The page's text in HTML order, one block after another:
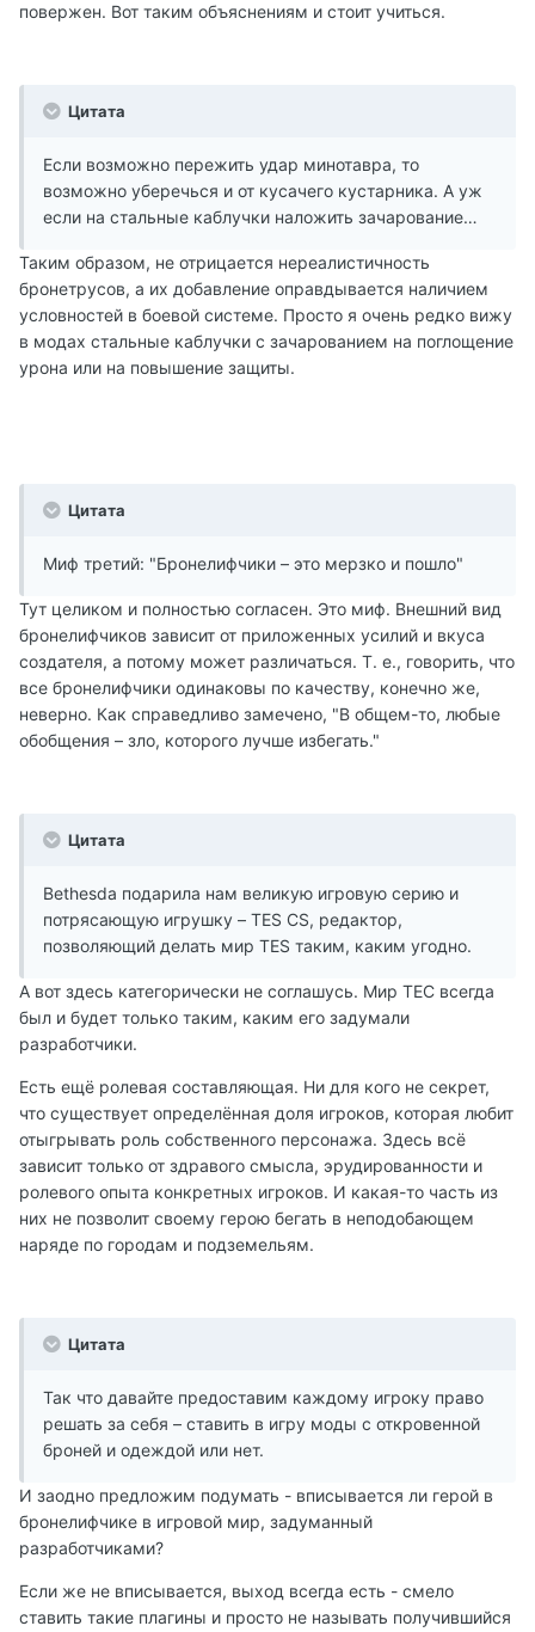
повержен. Вот таким объяснениям и стоит учиться.
Цитата
Если возможно пережить удар минотавра, то
возможно уберечься и от кусачего кустарника. А уж
если на стальные каблучки наложить зачарование…
Таким образом, не отрицается нереалистичность
бронетрусов, а их добавление оправдывается наличием
условностей в боевой системе. Просто я очень редко вижу
в модах стальные каблучки с зачарованием на поглощение
урона или на повышение защиты.
Цитата
Миф третий: "Бронелифчики – это мерзко и пошло"
Тут целиком и полностью согласен. Это миф. Внешний вид
бронелифчиков зависит от приложенных усилий и вкуса
создателя, а потому может различаться. Т. е., говорить, что
все бронелифчики одинаковы по качеству, конечно же,
неверно. Как справедливо замечено, "В общем-то, любые
обобщения – зло, которого лучше избегать."
Цитата
Bethesda подарила нам великую игровую серию и
потрясающую игрушку – TES CS, редактор,
позволяющий делать мир TES таким, каким угодно.
А вот здесь категорически не соглашусь. Мир ТЕС всегда
был и будет только таким, каким его задумали
разработчики.
Есть ещё ролевая составляющая. Ни для кого не секрет,
что существует определённая доля игроков, которая любит
отыгрывать роль собственного персонажа. Здесь всё
зависит только от здравого смысла, эрудированности и
ролевого опыта конкретных игроков. И какая-то часть из
них не позволит своему герою бегать в неподобающем
наряде по городам и подземельям.
Цитата
Так что давайте предоставим каждому игроку право
решать за себя – ставить в игру моды с откровенной
броней и одеждой или нет.
И заодно предложим подумать - вписывается ли герой в
бронелифчике в игровой мир, задуманный
разработчиками?
Если же не вписывается, выход всегда есть - смело
ставить такие плагины и просто не называть получившийся